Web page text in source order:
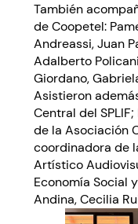
También
de Coopetel:
Andreassi, Juan
Adalberto
Giordano,
Asistieron
Central del
de la Asociación
coordinadora de
Artístico
Economía Social
Andina, Cecilia